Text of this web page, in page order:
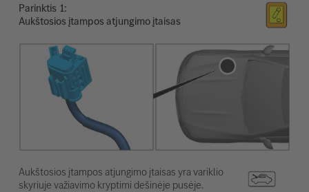
Parinktis
Aukštosios įtampos atjungimo įtaisas
Aukštosios įtampos atjungimo įtaisas yra variklio
skyriuje važiavimo kryptimi dešinėje pusėje.